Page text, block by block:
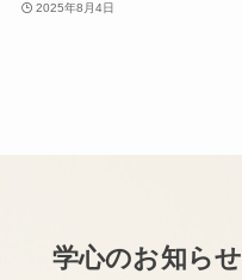
2025年8月4日
学心のお知ら